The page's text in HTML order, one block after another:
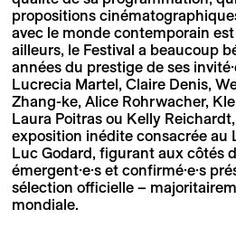
propositions
avec le monde contemporain
ailleurs, le Festival a beaucoup
années du prestige de ses
Lucrecia Martel, Claire Denis,
Zhang-ke, Alice Rohrwacher,
Laura Poitras ou Kelly
exposition inédite consacrée au
Luc Godard, figurant aux côtés
émergent·e·s et confirmé·e·s
sélection officielle –
mondiale.